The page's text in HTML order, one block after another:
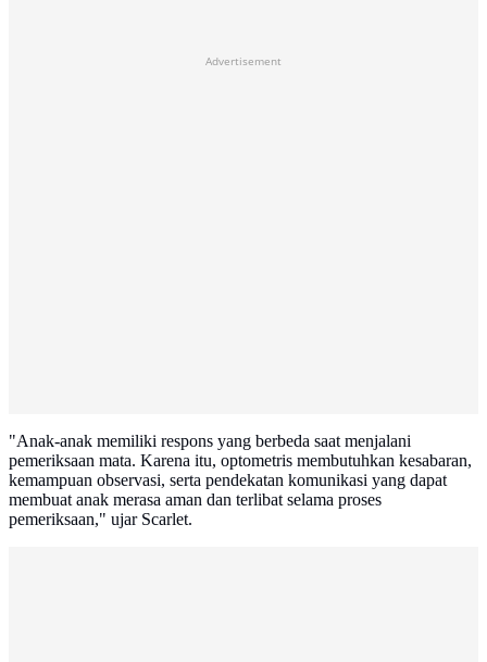
Advertisement
"Anak-anak memiliki respons yang berbeda saat menjalani
pemeriksaan mata. Karena itu, optometris membutuhkan kesabaran,
kemampuan observasi, serta pendekatan komunikasi yang dapat
membuat anak merasa aman dan terlibat selama proses
pemeriksaan," ujar Scarlet.